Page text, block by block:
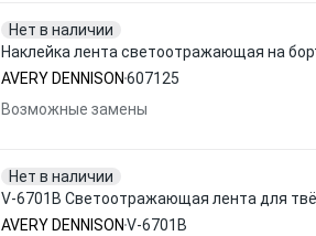
Нет в наличии
Наклейка лента светоотражающая на
AVERY DENNISON 607125
Возможные замены
Нет в наличии
V-6701B Светоотражающая лента для
AVERY DENNISON V-6701B